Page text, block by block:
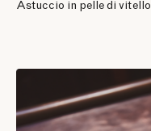
Astuccio in pelle di vitello